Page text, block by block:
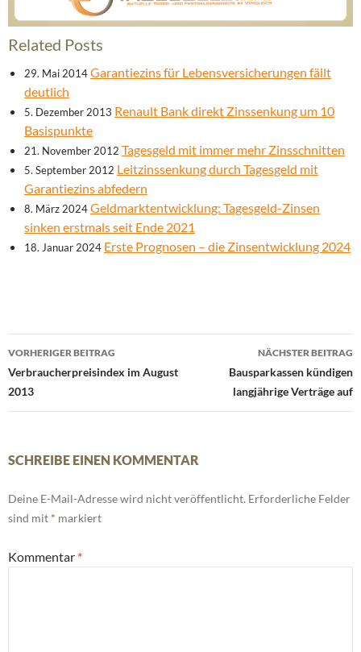
Related Posts
29. Mai 2014Garantiezins für Lebensversicherungen fällt
deutlich
5. Dezember 2013 Renault Bank direkt Zinssenkung um 10
Basispunkte
21. November 2012 Tagesgeld mit immer mehr Zinsschnitten
5. September 2012 Leitzinssenkung durch Tagesgeld mit
Garantiezins abfedern
8. März 2024Geldmarktentwicklung: Tagesgeld-Zinsen
sinken erstmals seit Ende 2021
18. Januar 2024 Erste Prognosen – die Zinsentwicklung 2024
Beitrags-
Navigation
VORHERIGER BEITRAG
Verbraucherpreisindex im August
2013
NÄCHSTER BEITRAG
Bausparkassen kündigen
langjährige Verträge auf
SCHREIBE EINEN KOMMENTAR
Deine E-Mail-Adresse wird nicht veröffentlicht. Erforderliche Felder
sind mit * markiert
Kommentar *